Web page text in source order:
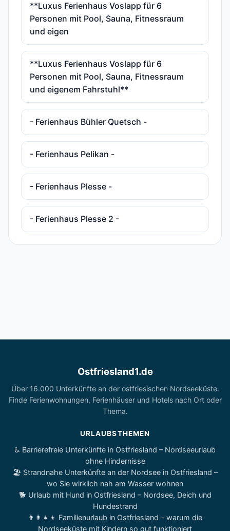
**Luxus Ferienhaus Voslapp für 6
Personen mit Pool, Sauna, Fitnessraum
und eigen
**Luxus Ferienhaus Voslapp für 6
Personen mit Pool, Sauna, Fitnessraum
und eigenem Fahrstuhl**
- Ferienhaus Bühler Quetsch -
- Ferienhaus Pelikan -
- Ferienhaus Plesse -
- Ferienhaus Plesse 2 -
Ostfriesland1.de
Über 16.000 Unterkünfte an der ostfriesischen Nordseeküste.
Finde Ferienwohnungen, Ferienhäuser und Hotels nach Ort oder
Thema.
URLAUBSTHEMEN
♿ Barrierefreie Unterkünfte in Ostfriesland – Nordseeurlaub
ohne Hindernisse
🏖️ Strandnahe Unterkünfte an der Nordsee in Ostfriesland –
wo Sie wirklich nah am Wasser wohnen
🐕 Urlaub mit Hund in Ostfriesland – Nordsee, Deich und
Hundestrand
👨‍👩‍👧‍👦 Familienurlaub in Ostfriesland – warum die
Nordseeküste mit Kindern so gut funktioniert